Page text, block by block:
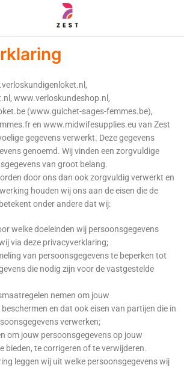
www.verloskundeshop.nl,
(www.guichet-sages-femmes.be),
en www.midwifesupplies.eu van Zest
gegevens verwerkt. Deze gegevens
genoemd. Wij vinden een zorgvuldige
van groot belang.
door ons dan ook zorgvuldig verwerkt en
houden wij ons aan de eisen die de
onder andere dat wij:
welke doeleinden wij persoonsgegevens
via deze privacyverklaring;
van persoonsgegevens te beperken tot
die nodig zijn voor de vastgestelde
nemen om jouw
en dat ook eisen van partijen die in
verwerken;
om jouw persoonsgegevens op jouw
bieden, te corrigeren of te verwijderen.
leggen wij uit welke persoonsgegevens wij